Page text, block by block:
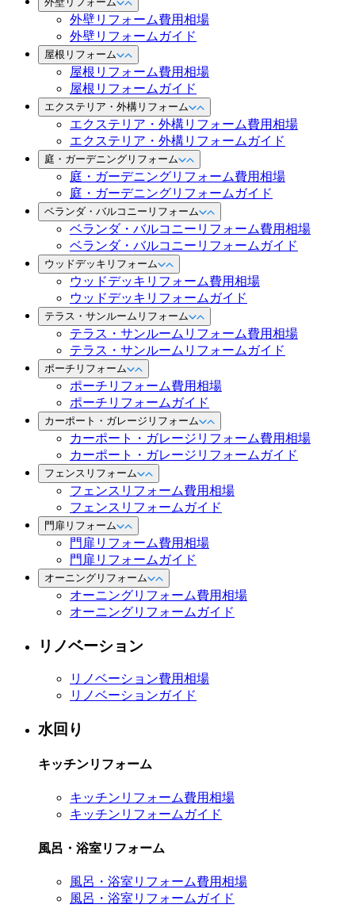
外壁リフォーム費用相場
外壁リフォームガイド
屋根リフォーム
屋根リフォーム費用相場
屋根リフォームガイド
エクステリア・外構リフォーム
エクステリア・外構リフォーム費用相場
エクステリア・外構リフォームガイド
庭・ガーデニングリフォーム
庭・ガーデニングリフォーム費用相場
庭・ガーデニングリフォームガイド
ベランダ・バルコニーリフォーム
ベランダ・バルコニーリフォーム費用相場
ベランダ・バルコニーリフォームガイド
ウッドデッキリフォーム
ウッドデッキリフォーム費用相場
ウッドデッキリフォームガイド
テラス・サンルームリフォーム
テラス・サンルームリフォーム費用相場
テラス・サンルームリフォームガイド
ポーチリフォーム
ポーチリフォーム費用相場
ポーチリフォームガイド
カーポート・ガレージリフォーム
カーポート・ガレージリフォーム費用相場
カーポート・ガレージリフォームガイド
フェンスリフォーム
フェンスリフォーム費用相場
フェンスリフォームガイド
門扉リフォーム
門扉リフォーム費用相場
門扉リフォームガイド
オーニングリフォーム
オーニングリフォーム費用相場
オーニングリフォームガイド
リノベーション
リノベーション費用相場
リノベーションガイド
水回り
キッチンリフォーム
キッチンリフォーム費用相場
キッチンリフォームガイド
風呂・浴室リフォーム
風呂・浴室リフォーム費用相場
風呂・浴室リフォームガイド